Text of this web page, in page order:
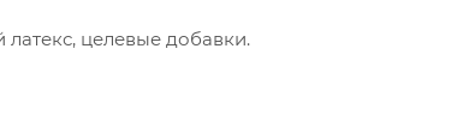
целевые добавки.